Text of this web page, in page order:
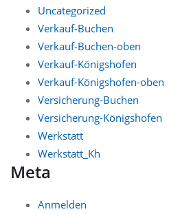
Uncategorized
Verkauf-Buchen
Verkauf-Buchen-oben
Verkauf-Königshofen
Verkauf-Königshofen-oben
Versicherung-Buchen
Versicherung-Königshofen
Werkstatt
Werkstatt_Kh
Meta
Anmelden